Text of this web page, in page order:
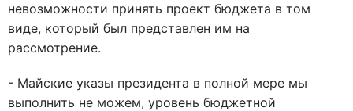
невозможности принять проект бюджета в том
виде, который был представлен им на
рассмотрение.
- Майские указы президента в полной мере мы
выполнить не можем, уровень бюджетной